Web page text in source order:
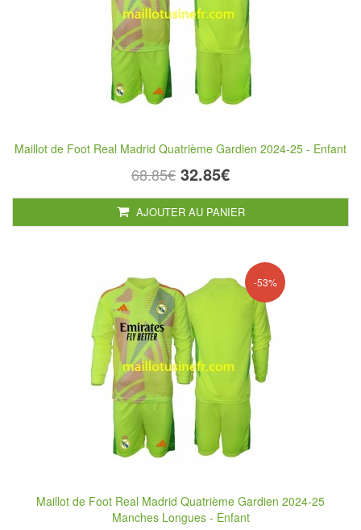
Maillot de Foot Real Madrid Quatrième Gardien 2024-25 - Enfant
68.85€ 32.85€
AJOUTER AU PANIER
-53%
Maillot de Foot Real Madrid Quatrième Gardien 2024-25
Manches Longues - Enfant